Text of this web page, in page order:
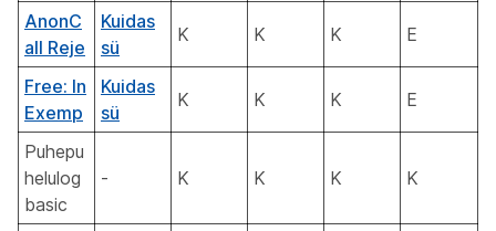
AnonC
all Reje
Kuidas
sü
K K K E
Free: In
Exemp
Kuidas
sü
K K K E
Puhepu
helulog
basic
- K K K K